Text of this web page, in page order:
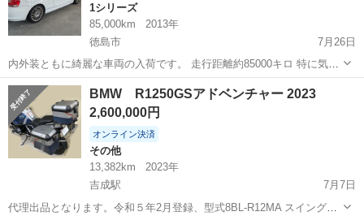
1シリーズ
85,000km
2013年
徳島市
7月26日
内外装ともに綺麗な車両の入荷です。 走行距離約85000キロ 特に気に
なる異音なども無く快適な車両になります。 チェックランプも点灯し
ておりません。 車両メンテナンスの為、エンジン始動、多少の走行も
しております。 ブレーキ...
徳島 徳島市
BMW R1250GSアドベンチャー 2023
2,600,000円
オンライン決済
その他
13,382km
2023年
吉成駅
7月7日
代理出品となります。令和５年2月登録、型式8BL-R12MA スイングア